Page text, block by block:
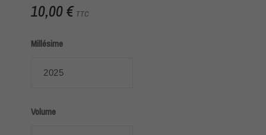
10,00 € TTC
Millésime
Volume